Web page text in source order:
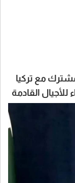
مع تركيا
القادمة